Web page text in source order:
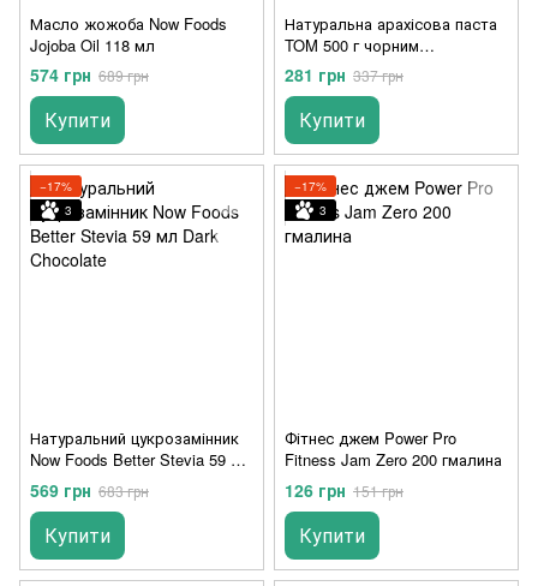
Масло жожоба Now Foods
Jojoba Oil 118 мл
574 грн 689 грн
Купити
Натуральна арахісова паста
TOM 500 г чорним
шоколадом
281 грн 337 грн
Купити
−17%
3
Натуральний цукрозамінник
Now Foods Better Stevia 59 мл
Dark Chocolate
569 грн 683 грн
Купити
−17%
3
Фітнес джем Power Pro
Fitness Jam Zero 200 гмалина
126 грн 151 грн
Купити